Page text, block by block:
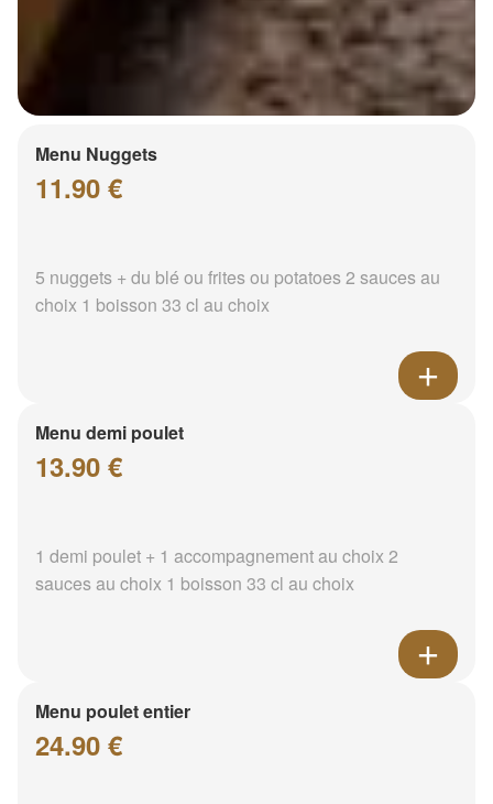
Menu Nuggets
11.90 €
5 nuggets + du blé ou frites ou potatoes 2 sauces au
choix 1 boisson 33 cl au choix
Menu demi poulet
13.90 €
1 demi poulet + 1 accompagnement au choix 2
sauces au choix 1 boisson 33 cl au choix
Menu poulet entier
24.90 €